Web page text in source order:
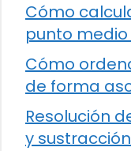
Cómo
punto
Cómo
de forma
Resolución
y